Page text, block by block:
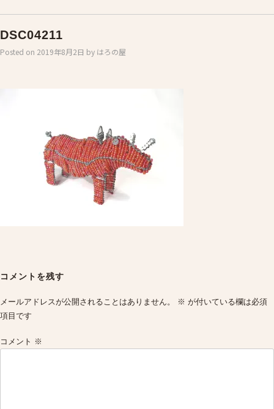
DSC04211
Posted on 2019年8月2日 by はろの屋
navigation
コメントを残す
メールアドレスが公開されることはありません。 ※ が付いている欄は必須
項目です
コメント ※